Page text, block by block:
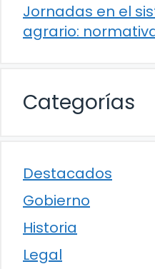
Jornadas en el
agrario:
Categorías
Destacados
Gobierno
Historia
Legal